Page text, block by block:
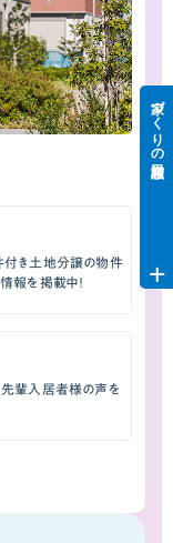
付き土地分譲の物件
報を掲載中！
輩入居者様の声を
家づくりの相談窓口